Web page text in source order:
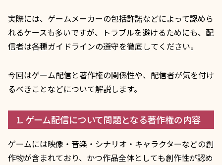
実際には、ゲームメーカーの包括許諾などによって認めら
れるケースも多いですが、トラブルを避けるためにも、配
信者は各種ガイドラインの遵守を徹底してください。
今回はゲーム配信と著作権の関係性や、配信者が気を付け
るべきことなどについて解説します。
1. ゲーム配信について問題となる著作権の内容
ゲームには映像・音楽・シナリオ・キャラクターなどの創
作物が含まれており、かつ作品全体としても創作性が認め